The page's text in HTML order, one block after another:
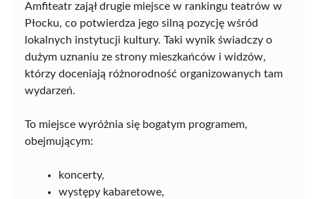
Amfiteatr zajął drugie miejsce w rankingu teatrów w
Płocku, co potwierdza jego silną pozycję wśród
lokalnych instytucji kultury. Taki wynik świadczy o
dużym uznaniu ze strony mieszkańców i widzów,
którzy doceniają różnorodność organizowanych tam
wydarzeń.
To miejsce wyróżnia się bogatym programem,
obejmującym:
koncerty,
występy kabaretowe,